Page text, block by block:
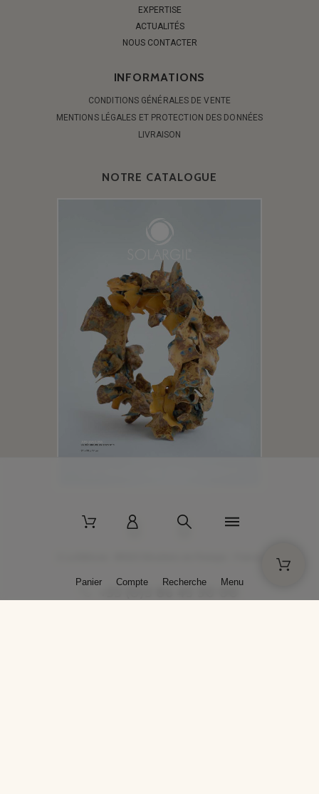
EXPERTISE
ACTUALITÉS
NOUS CONTACTER
INFORMATIONS
CONDITIONS GÉNÉRALES DE VENTE
MENTIONS LÉGALES ET PROTECTION DES DONNÉES
LIVRAISON
NOTRE CATALOGUE
+33 (0)3 86 45 50 00
Panier Compte Recherche Menu